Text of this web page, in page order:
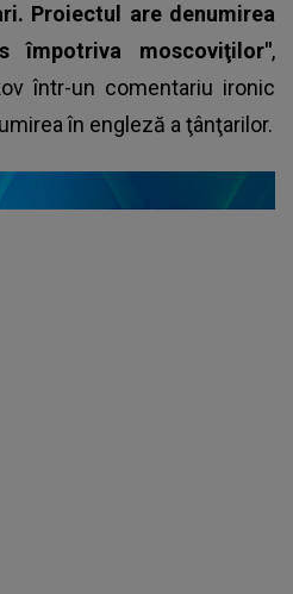
Proiectul are denumirea
împotriva moscoviţilor",
într-un comentariu ironic
în engleză a ţânţarilor.